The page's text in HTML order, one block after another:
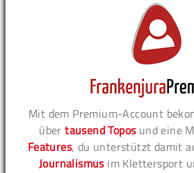
Mit dem Premium-Account
übertausend Toposund eine
Features, du unterstützt damit
Journalismusim Klettersport